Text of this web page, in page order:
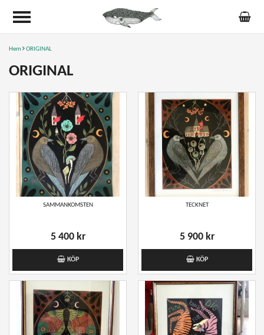
Hem ORIGINAL
ORIGINAL
SAMMANKOMSTEN
5 400 kr
KÖP
TECKNET
5 900 kr
KÖP